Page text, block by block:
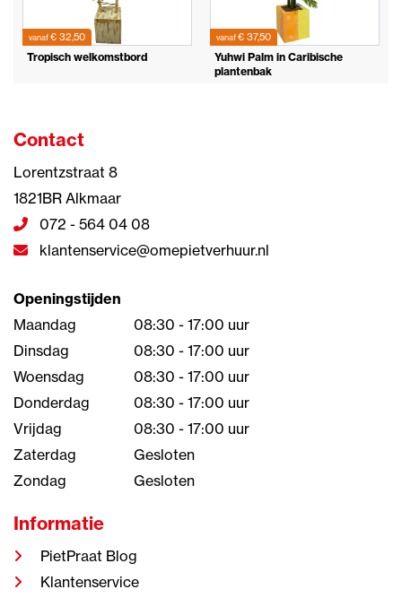
vanaf€ 32,50
Tropisch welkomstbord
vanaf€ 37,50
Yuhwi Palm in Caribische
plantenbak
Contact
Lorentzstraat 8
1821BR Alkmaar
072 - 564 04 08
klantenservice@omepietverhuur.nl
Openingstijden
Maandag
08:30 - 17:00 uur
Dinsdag
08:30 - 17:00 uur
Woensdag
08:30 - 17:00 uur
Donderdag
08:30 - 17:00 uur
Vrijdag
08:30 - 17:00 uur
Zaterdag
Gesloten
Zondag
Gesloten
Informatie
PietPraat Blog
Klantenservice